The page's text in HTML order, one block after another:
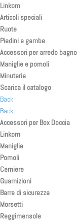
Linkom
Articoli speciali
Ruote
Piedini e gambe
Accessori per arredo bagno
Maniglie e pomoli
Minuteria
Scarica il catalogo
Back
Back
Accessori per Box Doccia
Linkom
Maniglie
Pomoli
Cerniere
Guarnizioni
Barre di sicurezza
Morsetti
Reggimensole